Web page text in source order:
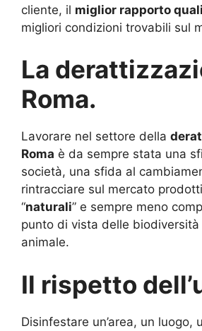
cliente, il miglior rapporto
migliori condizioni trovabili sul
La
Roma.
Lavorare nel settore della
Roma è da sempre stata una
società, una sfida al
rintracciare sul mercato
“naturali” e sempre meno
punto di vista delle
animale.
Il rispetto
Disinfestare un’area, un luogo,